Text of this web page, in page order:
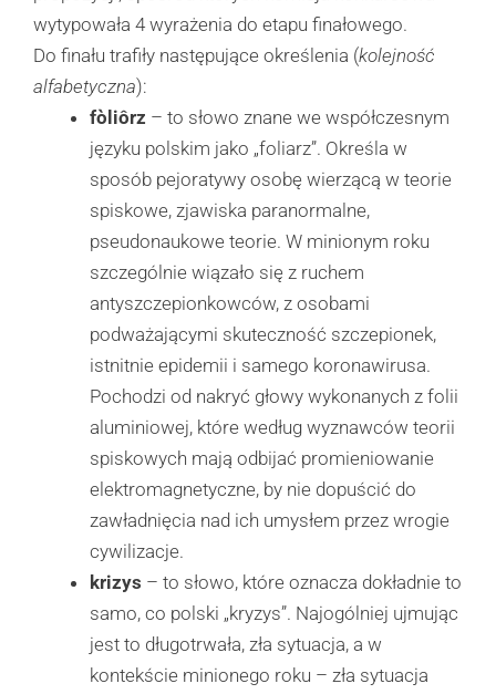
wytypowała 4 wyrażenia do etapu finałowego.
Do finału trafiły następujące określenia (kolejność
alfabetyczna):
fòliôrz – to słowo znane we współczesnym
języku polskim jako „foliarz”. Określa w
sposób pejoratywy osobę wierzącą w teorie
spiskowe, zjawiska paranormalne,
pseudonaukowe teorie. W minionym roku
szczególnie wiązało się z ruchem
antyszczepionkowców, z osobami
podważającymi skuteczność szczepionek,
istnitnie epidemii i samego koronawirusa.
Pochodzi od nakryć głowy wykonanych z folii
aluminiowej, które według wyznawców teorii
spiskowych mają odbijać promieniowanie
elektromagnetyczne, by nie dopuścić do
zawładnięcia nad ich umysłem przez wrogie
cywilizacje.
krizys – to słowo, które oznacza dokładnie to
samo, co polski „kryzys”. Najogólniej ujmując
jest to długotrwała, zła sytuacja, a w
kontekście minionego roku – zła sytuacja